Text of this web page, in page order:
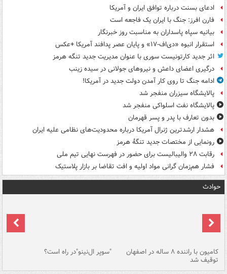
ادعای بسنت درباره توافق ایران و آمریکا
فارن افرز: جنگ با ایران یک فاجعه است
بیانیه سپاه پاسداران به مناسبت روز خبرنگار
استقرار انبوه «دی‌اف‑۱۷» و پایان عصر پدافند آمریکا +عکس
اثر جدید کارتونیست سوری با عنوان مدیریت جدید تنگه هرمز
درگیری اعضای داعش و نیروهای جولانی در سیده زینب
ادامه جنگ تا روی کار آمدن دولت جدید در آمریکا!
پالایشگاه سیزران منفجر شد
پالایشگاه نفت اسلواکی منفجر شد
بدون تعارف با پدر و پسر قهرمان
هشدار ارشدترین ژنرال آمریکا درباره محدودیت‌های نظامی علیه ایران
رونمایی از مختصات جدید تنگۀ هرمز
رقابت ۲۸ والیبالیست برای حضور در فهرست نهایی تیم ملی
فشار هم‌زمان گرانی مواد اولیه و افت تقاضا بر بازار پلاستیک
حوادث
کامیون با راننده ۸ ساله در اصفهان
توقیف شد
"سوپر ال‌نینو"در راه است؟